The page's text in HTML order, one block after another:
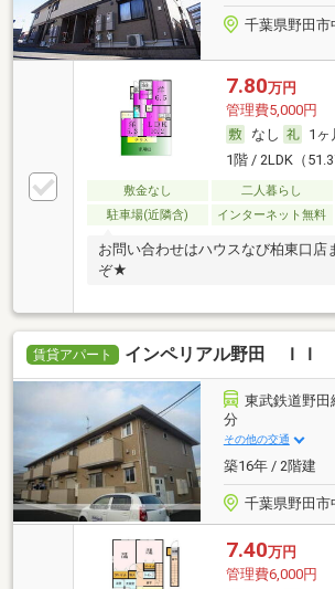
千葉県野田市
7.80万円
管理費5,000円
なし
1ヶ
1階 / 2LDK（
敷金なし 二人暮らし
駐車場(近隣含)
インターネット無料
お問い合わせはハウスなび柏東口店
ぞ★
賃貸アパート インペリアル野田 ＩＩ
東武鉄道野田
分
その他の交通
築16年 / 2階建
千葉県野田市
7.40万円
管理費6,000円